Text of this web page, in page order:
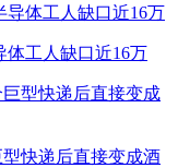
体工人缺口近16万
快递后直接变成酒